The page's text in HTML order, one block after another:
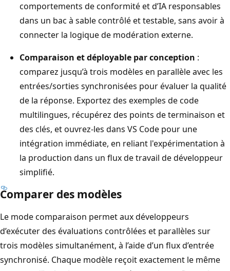
comportements de conformité et d’IA responsables
dans un bac à sable contrôlé et testable, sans avoir à
connecter la logique de modération externe.
Comparaison et déployable par conception :
comparez jusqu’à trois modèles en parallèle avec les
entrées/sorties synchronisées pour évaluer la qualité
de la réponse. Exportez des exemples de code
multilingues, récupérez des points de terminaison et
des clés, et ouvrez-les dans VS Code pour une
intégration immédiate, en reliant l'expérimentation à
la production dans un flux de travail de développeur
simplifié.
Comparer des modèles
Le mode comparaison permet aux développeurs
d’exécuter des évaluations contrôlées et parallèles sur
trois modèles simultanément, à l’aide d’un flux d’entrée
synchronisé. Chaque modèle reçoit exactement le même